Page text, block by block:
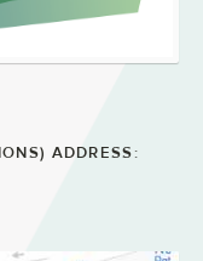
ADDRESS: